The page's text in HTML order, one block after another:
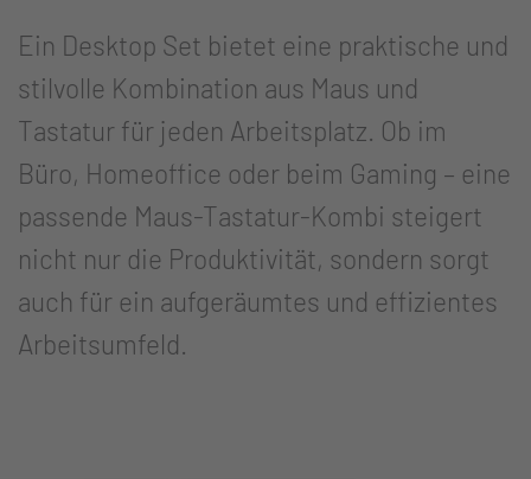
Ein Desktop Set bietet eine praktische und
stilvolle Kombination aus Maus und
Tastatur für jeden Arbeitsplatz. Ob im
Büro, Homeoffice oder beim Gaming – eine
passende Maus-Tastatur-Kombi steigert
nicht nur die Produktivität, sondern sorgt
auch für ein aufgeräumtes und effizientes
Arbeitsumfeld.